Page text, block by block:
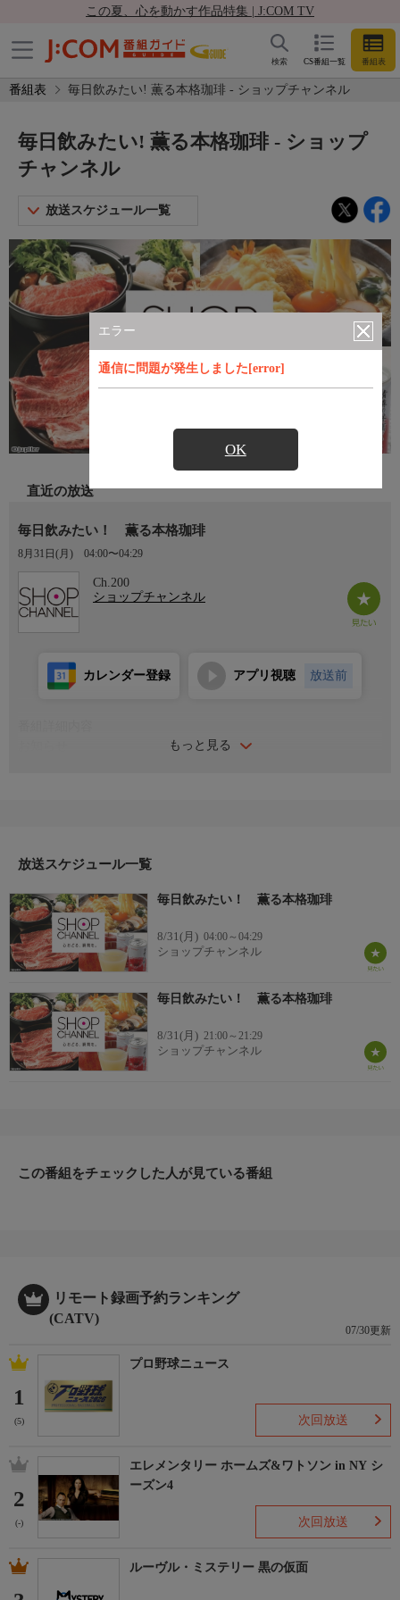
この夏、心を動かす作品特集 | J:COM TV
CS番組一覧 番組表
検索
番組表 毎日飲みたい! 薫る本格珈琲 - ショップチャンネル
エラー
通信に問題が発生しました[error]
OK
毎日飲みたい! 薫る本格珈琲 - ショップ
チャンネル
放送スケジュール一覧
直近の放送
毎日飲みたい！ 薫る本格珈琲
8月31日(月) 04:00〜04:29
Ch.200
ショップチャンネル
もっと見る
カレンダー登録 アプリ視聴 放送前
＊ライブ放送につき、番組および商品内容に変更が生じる場合も
ＨＰ：https://www.shopch.jp
放送スケジュール一覧
毎日飲みたい！ 薫る本格珈琲
8/31(月) 04:00～04:29
ショップチャンネル
毎日飲みたい！ 薫る本格珈琲
8/31(月) 21:00～21:29
ショップチャンネル
この番組をチェックした人が見ている番組
リモート録画予約ランキング
(CATV)
07/30更新
1
(5)
プロ野球ニュース
次回放送
2
(-)
エレメンタリー ホームズ&ワトソン in NY シ
ーズン4
次回放送
ルーヴル・ミステリー 黒の仮面